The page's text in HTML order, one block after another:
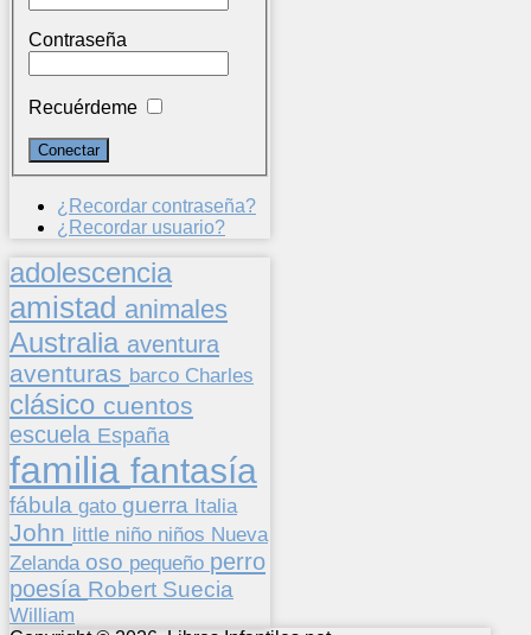
Contraseña
Recuérdeme
¿Recordar contraseña?
¿Recordar usuario?
adolescencia
amistad animales
Australia aventura
aventuras barco Charles
clásico cuentos
escuela España
familia fantasía
fábula gato guerra Italia
John little niño niños Nueva
Zelanda oso pequeño perro
poesía Robert Suecia
William